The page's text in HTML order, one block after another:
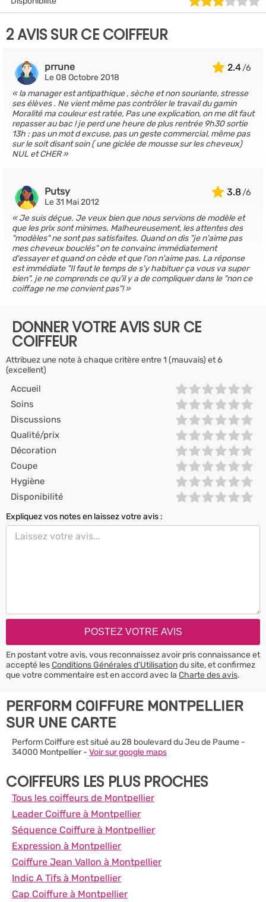
2 AVIS SUR CE COIFFEUR
2.4
prrune
Le 08 Octobre 2018
la manager est antipathique , sèche et non souriante, stresse
ses élèves . Ne vient même pas contrôler le travail du gamin
Moralité ma couleur est ratée, Pas une explication, on me dit faut
repasser au bac ! je perd une heure de plus rentrée 9h30 sortie
13h : pas un mot d excuse, pas un geste commercial, même pas
sur le soit disant soin ( une giclée de mousse sur les cheveux)
NUL et CHER
3.8
Putsy
Le 31 Mai 2012
Je suis déçue. Je veux bien que nous servions de modèle et
que les prix sont minimes. Malheureusement, les attentes des
"modèles" ne sont pas satisfaites. Quand on dis "je n'aime pas
mes cheveux bouclés" on te convainc immédiatement
d'essayer et quand on cède et que l'on n'aime pas. La réponse
est immédiate "Il faut le temps de s'y habituer ça vous va super
bien". je ne comprends ce qu'il y a de compliquer dans le "non ce
coiffage ne me convient pas"!
DONNER VOTRE AVIS SUR CE
COIFFEUR
Attribuez une note à chaque critère entre 1 (mauvais) et 6
(excellent)
Accueil
Soins
Discussions
Qualité/prix
Décoration
Coupe
Hygiène
Disponibilité
Expliquez vos notes en laissez votre avis :
En postant votre avis, vous reconnaissez avoir pris connaissance et
accepté lesConditions Générales d’Utilisationdu site, et confirmez
que votre commentaire est en accord avec la Charte des avis.
PERFORM COIFFURE MONTPELLIER
SUR UNE CARTE
Perform Coiffure est situé au 28 boulevard du Jeu de Paume -
34000 Montpellier - Voir sur google maps
COIFFEURS LES PLUS PROCHES
Tous les coiffeurs de Montpellier
Leader Coiffure à Montpellier
Séquence Coiffure à Montpellier
Expression à Montpellier
Coiffure Jean Vallon à Montpellier
Indic A Tifs à Montpellier
Cap Coiffure à Montpellier